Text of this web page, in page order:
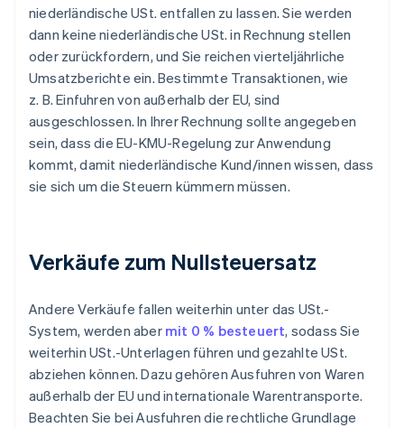
niederländische USt. entfallen zu lassen. Sie werden
dann keine niederländische USt. in Rechnung stellen
oder zurückfordern, und Sie reichen vierteljährliche
Umsatzberichte ein. Bestimmte Transaktionen, wie
z. B. Einfuhren von außerhalb der EU, sind
ausgeschlossen. In Ihrer Rechnung sollte angegeben
sein, dass die EU-KMU-Regelung zur Anwendung
kommt, damit niederländische Kund/innen wissen, dass
sie sich um die Steuern kümmern müssen.
Verkäufe zum Nullsteuersatz
Andere Verkäufe fallen weiterhin unter das USt.-
System, werden aber mit 0 % besteuert, sodass Sie
weiterhin USt.-Unterlagen führen und gezahlte USt.
abziehen können. Dazu gehören Ausfuhren von Waren
außerhalb der EU und internationale Warentransporte.
Beachten Sie bei Ausfuhren die rechtliche Grundlage